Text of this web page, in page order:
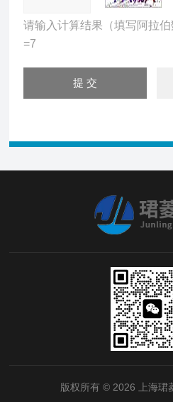
请输入计算结果（填写阿拉
=7
版权所有 © 2026 上海珺